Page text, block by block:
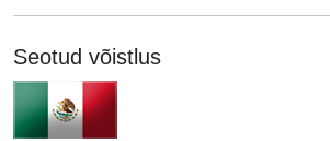
Seotud võistlus